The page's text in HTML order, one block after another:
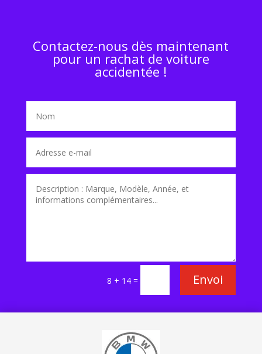
Contactez-nous dès maintenant
pour un rachat de voiture
accidentée !
8 + 14 = Envoi